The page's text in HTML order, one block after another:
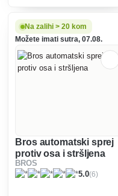
koristi umetanjem u tlo.
Na zalihi > 20 kom
Možete imati sutra, 07.08.
Bros automatski sprej
protiv osa i stršljena
BROS
5.0(6)